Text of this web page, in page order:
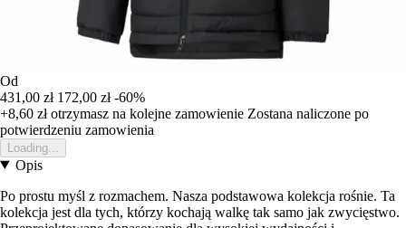
Od
431,00 zł 172,00 zł -60%
+8,60 złotrzymasz na kolejne zamowienie Zostana naliczone po
potwierdzeniu zamowienia
Loading...
Opis
Po prostu myśl z rozmachem. Nasza podstawowa kolekcja rośnie. Ta
kolekcja jest dla tych, którzy kochają walkę tak samo jak zwycięstwo.